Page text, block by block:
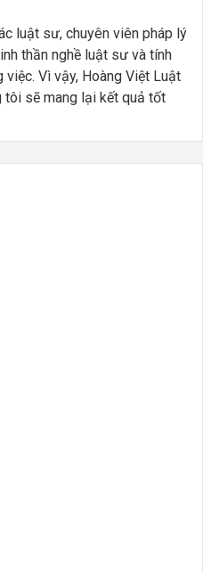
luật sư, chuyên viên pháp lý
thần nghề luật sư và tính
Vì vậy, Hoàng Việt Luật
tôi sẽ mang lại kết quả tốt